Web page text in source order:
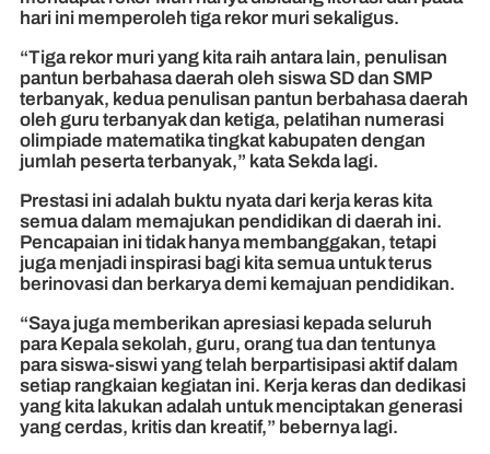
hari ini memperoleh tiga rekor muri sekaligus.
“Tiga rekor muri yang kita raih antara lain, penulisan
pantun berbahasa daerah oleh siswa SD dan SMP
terbanyak, kedua penulisan pantun berbahasa daerah
oleh guru terbanyak dan ketiga, pelatihan numerasi
olimpiade matematika tingkat kabupaten dengan
jumlah peserta terbanyak,” kata Sekda lagi.
Prestasi ini adalah buktu nyata dari kerja keras kita
semua dalam memajukan pendidikan di daerah ini.
Pencapaian ini tidak hanya membanggakan, tetapi
juga menjadi inspirasi bagi kita semua untuk terus
berinovasi dan berkarya demi kemajuan pendidikan.
“Saya juga memberikan apresiasi kepada seluruh
para Kepala sekolah, guru, orang tua dan tentunya
para siswa-siswi yang telah berpartisipasi aktif dalam
setiap rangkaian kegiatan ini. Kerja keras dan dedikasi
yang kita lakukan adalah untuk menciptakan generasi
yang cerdas, kritis dan kreatif,” bebernya lagi.